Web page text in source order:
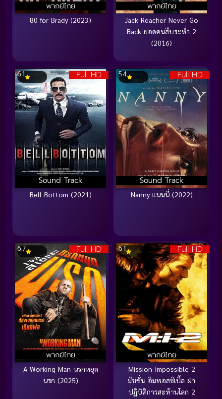
พากย์ไทย
80 for Brady (2023)
พากย์ไทย
Jack Reacher Never Go
Back ยอดคนสืบระห่ำ 2
(2016)
Full HD
Sound Track
6.1
Bell Bottom (2021)
Full HD
Sound Track
5.4
Nanny แนนนี่ (2022)
Full HD
พากย์ไทย
6.7
A Working Man นรกหยุด
นรก (2025)
Full HD
พากย์ไทย
6.1
Mission Impossible 2
มิชชั่น อิมพอสซิเบิ้ล ฝ่า
ปฏิบัติการสะท้านโลก 2